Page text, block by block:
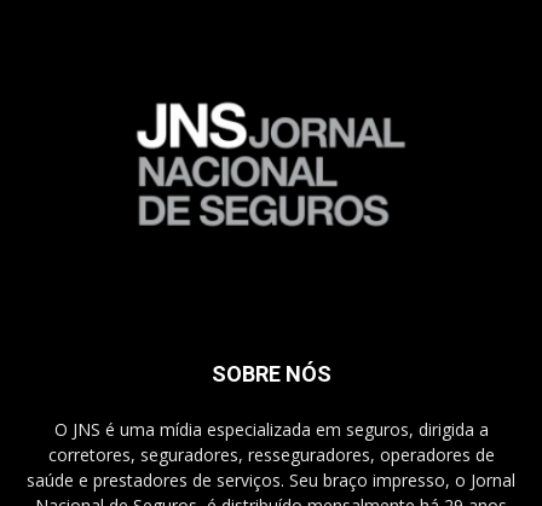
SOBRE NÓS
O JNS é uma mídia especializada em seguros, dirigida a
corretores, seguradores, resseguradores, operadores de
saúde e prestadores de serviços. Seu braço impresso, o Jornal